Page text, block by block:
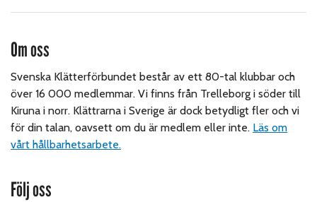
Om oss
Svenska Klätterförbundet består av ett 80-tal klubbar och
över 16 000 medlemmar. Vi finns från Trelleborg i söder till
Kiruna i norr. Klättrarna i Sverige är dock betydligt fler och vi
för din talan, oavsett om du är medlem eller inte. Läs om
vårt hållbarhetsarbete.
Följ oss